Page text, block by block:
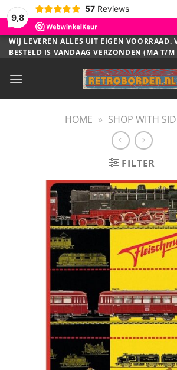
9,8
57 Reviews
Ga
naar
WIJ LEVEREN ALLES UIT EIGEN VOORRAAD.
BESTELD IS VANDAAG VERZONDEN (MA T/M
HOME » SHOP WITH
FILTER